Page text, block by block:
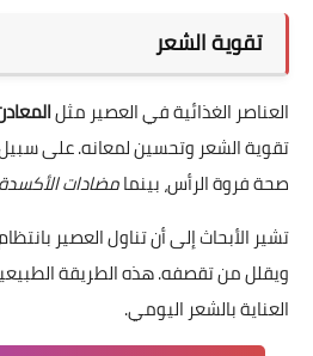
تقوية الشعر
العناصر الغذائية في العصير مثل
صحة فروة الرأس، بينمامضادات الأكسدة
تشير الأبحاث إلى أن تناول العصير
ويقلل من تقصفه. هذه الطريقة
العناية بالشعر اليومي.